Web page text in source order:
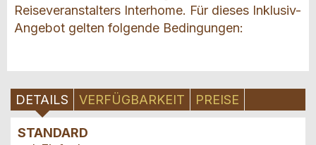
Reiseveranstalters Interhome. Für dieses Inklusiv-
Angebot gelten folgende Bedingungen:
DETAILS VERFÜGBARKEIT PREISE
STANDARD